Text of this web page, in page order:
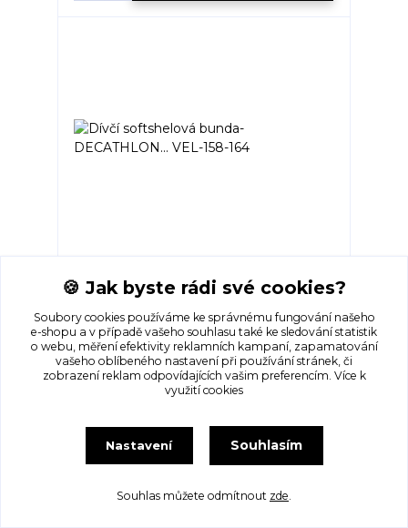
VEL-158-164
355 Kč
Skladem 1
Přidat do košíku
🍪 Jak byste rádi své cookies?
Soubory cookies používáme ke správnému fungování našeho
e-shopu a v případě vašeho souhlasu také ke sledování statistik
o webu, měření efektivity reklamních kampaní, zapamatování
vašeho oblíbeného nastavení při používání stránek, či
zobrazení reklam odpovídajících vašim preferencím. Více k
využití cookies
Nastavení Souhlasím
Souhlas můžete odmítnout zde